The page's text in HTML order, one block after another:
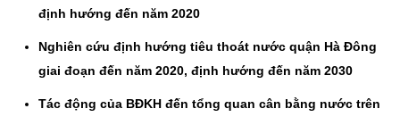
định hướng đến năm 2020
Nghiên cứu định hướng tiêu thoát nước quận Hà Đông
giai đoạn đến năm 2020, định hướng đến năm 2030
Tác động của BĐKH đến tổng quan cân bằng nước trên